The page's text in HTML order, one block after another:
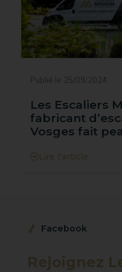
Publié le 25/09/2024
Les Escaliers
fabricant
Vosges fait
Lire l'article
Facebook
Rejoignez